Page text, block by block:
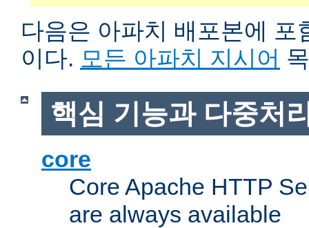
다음은 아파치 배포본에 포
이다. 모든 아파치 지시어
핵심 기능과 다중처
core
Core Apache HTTP
are always available